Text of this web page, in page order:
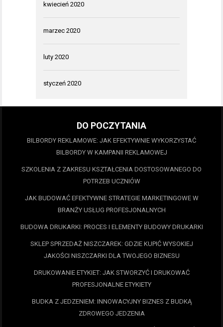
kwiecień 2020
marzec 2020
luty 2020
styczeń 2020
DO POCZYTANIA
BILBORDY REKLAMOWE: JAK EFEKTYWNIE WYKORZYSTAĆ
BILBORDY W KAMPANII REKLAMOWEJ
SZKOLENIA Z ZAKRESU KSZTAŁCENIA DOSTOSOWANEGO DO
POTRZEB UCZNIÓW
JAK BUDOWAĆ EFEKTYWNE STRATEGIE MARKETINGOWE W
BRANŻY USŁUG PROFESJONALNYCH
BUDOWA DRUKARKI: PROCES I ELEMENTY BUDOWY DRUKARKI
SKLEP SPRZEDAŻ NISZCZAREK: GDZIE KUPIĆ WYSOKIEJ
JAKOŚCI NISZCZARKI DLA TWOJEGO BIZNESU
DRUKOWANIE ETYKIET: JAK STWORZYĆ I DRUKOWAĆ
PROFESJONALNE ETYKIETY
BUDKA Z JEDZENIEM: INNOWACYJNY BIZNES Z BUDKĄ
ZDROWEGO JEDZENIA